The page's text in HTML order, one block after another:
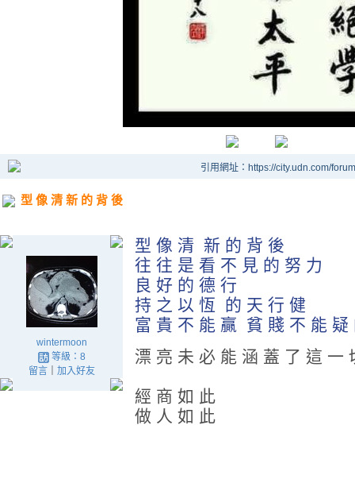
引用網址：https://city.udn.com/
型 像 清 新 的 背 後
wintermoon
等級：8
留言｜ 加入好友
型 像 清 新 的 背 後
往 往 是 看 不 見 的 努 力
良 好 的 德 行
持 之 以 恆 的 天 行 健
富 貴 不 能 贏 貧 賤 不 能 疑
漂 亮 未 必 能 涵 蓋 了 這 一
經 商 如 此
做 人 如 此